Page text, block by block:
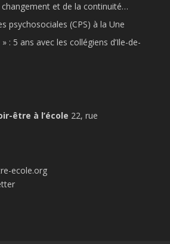
changement et de la continuité…
psychosociales (CPS) à la Une
: 5 ans avec les collégiens d’Ile-de-
être à l’école 22, rue
ecole.org